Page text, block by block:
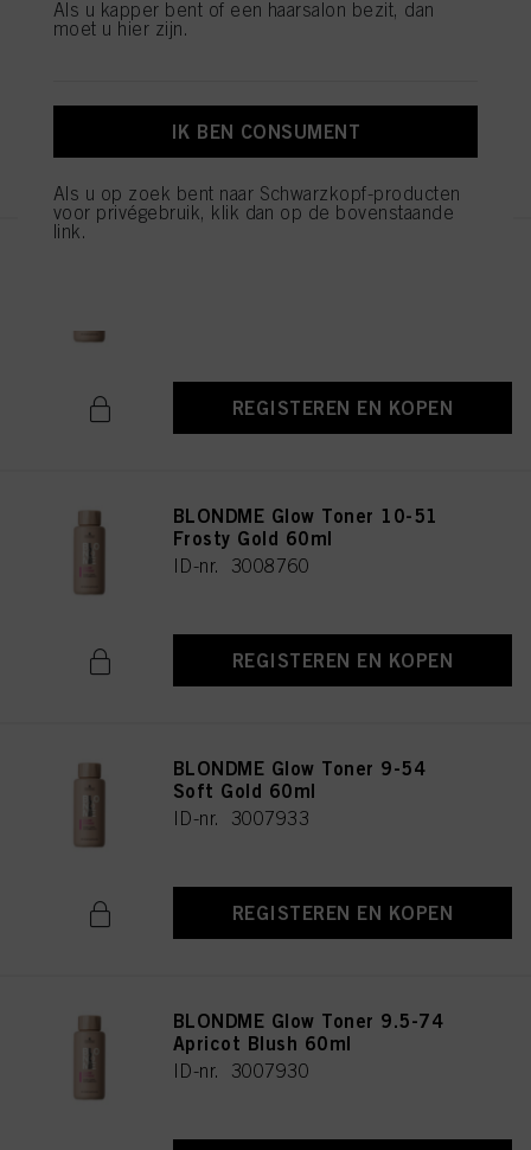
BLONDME Glow Toner 8-46
Hazelnut 60ml
REGISTEREN EN KOPEN
REGISTEREN EN KOPEN
BLONDME Glow Toner 10-51
Frosty Gold 60ml
ID-nr. 3008760
REGISTEREN EN KOPEN
BLONDME Glow Toner 9-54
Soft Gold 60ml
ID-nr. 3007933
REGISTEREN EN KOPEN
BLONDME Glow Toner 9.5-74
Apricot Blush 60ml
ID-nr. 3007930
Als u kapper bent of een haarsalon bezit, dan
moet u hier zijn.
IK BEN CONSUMENT
Als u op zoek bent naar Schwarzkopf-producten
voor privégebruik, klik dan op de bovenstaande
link.
doeleinden. Als u op "Afwijzen" klikt, worden alleen cookies gebruikt die
technisch noodzakelijk zijn om u deze website aan te kunnen bieden..